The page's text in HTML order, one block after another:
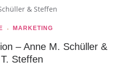
MARKETING
– Anne M. Schüller &
Steffen